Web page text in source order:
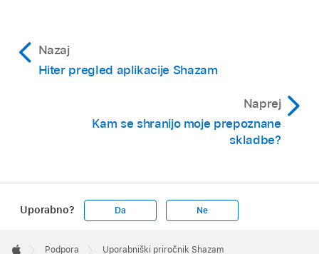
Nazaj
Hiter pregled aplikacije Shazam
Naprej
Kam se shranijo moje prepoznane
skladbe?
Uporabno? Da Ne
Footer
 Podpora Uporabniški priročnik Shazam